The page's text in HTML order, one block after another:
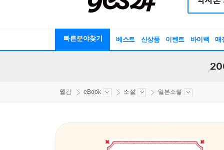
빠른분야찾기 베스트 신상품 이벤트 바이백 매
웰컴 eBook 소설 일본소설